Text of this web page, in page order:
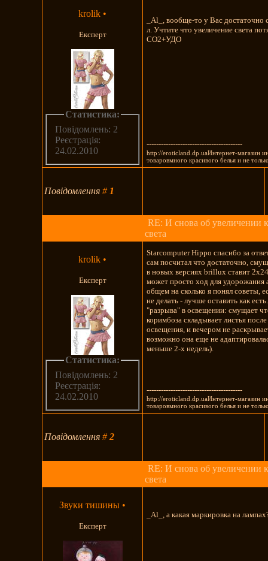
krolik •
Експерт
Статистика:
Повідомлень: 2
Реєстрація:
24.02.2010
_Al_, вообще-то у Вас достаточно
л. Учтите что увеличение света
СО2+УДО
----------------------------------------
http://eroticland.dp.uaИнтернет-магазин
товаровмного красивого белья и не
Повідомлення# 1
RE: И снова об увеличении
света
krolik •
Експерт
Статистика:
Повідомлень: 2
Реєстрація:
24.02.2010
Starcomputer Hippo спасибо за
сам посчитал что достаточно,
в новых версиях brillux ставит
может просто ход для удорожания
общем на сколько я понял советы,
не делать - лучше оставить как
"разрыва" в освещении: смущает
коримбоза складывает листья
освещения, и вечером не
возможно она еще не
меньше 2-х недель).
----------------------------------------
http://eroticland.dp.uaИнтернет-магазин
товаровмного красивого белья и не
Повідомлення#2
RE: И снова об увеличении
света
Звуки тишины •
Експерт
_Al_, а какая маркировка на